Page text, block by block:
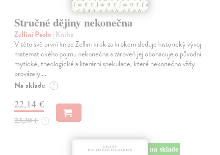
Stručné dějiny nekonečna
Zellini Paolo| Kniha
V této své první knize Zellini krok za krokem sleduje historický vývoj
matematického pojmu nekonečna a zároveň jej obohacuje o původní
mytické, theologické a literární spekulace, které nekonečno vždy
provázely.…
Na sklade ?
22,14 €
23,30 € ?
na sklade